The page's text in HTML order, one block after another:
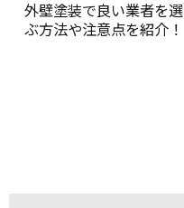
外壁塗装で良い業者を選
ぶ方法や注意点を紹介！